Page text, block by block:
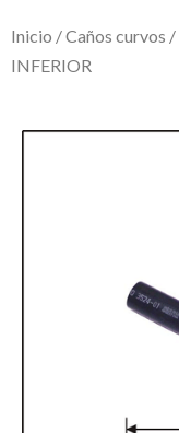
Inicio /Caños curvos /
INFERIOR